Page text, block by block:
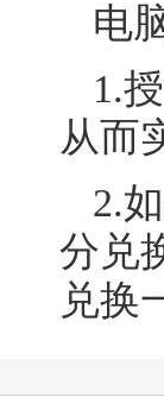
电
1.
从而
2.
分兑
兑换